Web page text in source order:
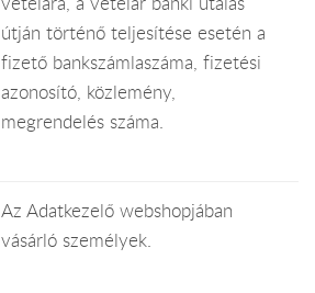
útján történő teljesítése esetén a
fizető bankszámlaszáma, fizetési
azonosító, közlemény,
megrendelés száma.
Az Adatkezelő webshopjában
vásárló személyek.